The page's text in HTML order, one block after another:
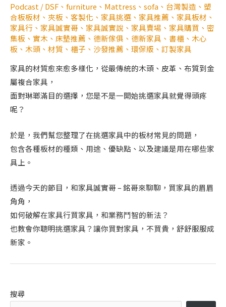
Podcast /DSF 、 furniture 、 Mattress 、 sofa 、 台灣製造 、 塑
合板板材 、 夾板 、 客製化 、 家具挑選 、 家具推薦 、 家具板材 、
家具行 、 家具誠實哥 、 家具誠實說 、 家具賣場 、 家具購買 、 密
集板 、 實木 、 床墊推薦 、 德新傢俱 、 德新家具 、 書櫃 、 木心
板 、 木頭 、 材質 、 櫃子 、 沙發推薦 、 環保版 、 訂製家具
家具的材質愈來愈多樣化，從最傳統的木頭、皮革、布質到金
屬複合家具，
面對琳瑯滿目的選擇，您是不是一開始挑選家具就覺得頭疼
呢？
於是，我們幫您整理了在挑選家具中的板材常見的問題，
包含各種板材的種類、用途、優缺點、以及建議是用在哪些家
具上。
透過今天的節目，和家具誠實哥 – 銘哥來聊聊，買家具的眉眉
角角，
如何破解在家具行買家具，和業務鬥智的新法？
也教會你聰明挑選家具？讓你買對家具，不買貴，舒舒服服成
新家。
搜尋